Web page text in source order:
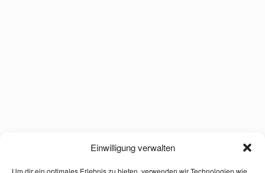
Einwilligung verwalten
Um dir ein optimales Erlebnis zu bieten, verwenden wir Technologien wie